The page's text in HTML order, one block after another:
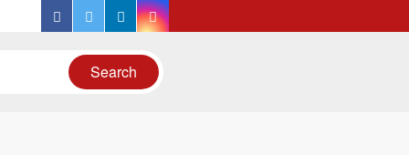
facebook
twitterlinkedininstagram